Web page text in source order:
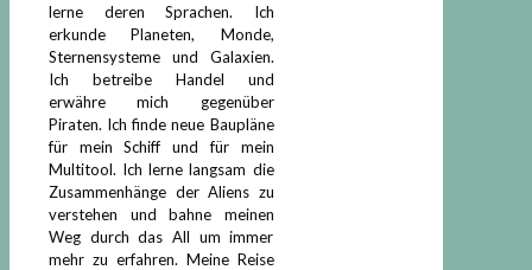
lerne deren Sprachen. Ich
erkunde Planeten, Monde,
Sternensysteme und Galaxien.
Ich betreibe Handel und
erwähre mich gegenüber
Piraten. Ich finde neue Baupläne
für mein Schiff und für mein
Multitool. Ich lerne langsam die
Zusammenhänge der Aliens zu
verstehen und bahne meinen
Weg durch das All um immer
mehr zu erfahren. Meine Reise